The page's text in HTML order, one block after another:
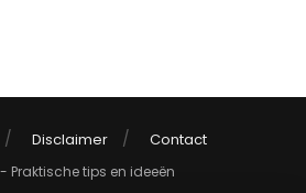
Disclaimer Contact
tips en ideeën